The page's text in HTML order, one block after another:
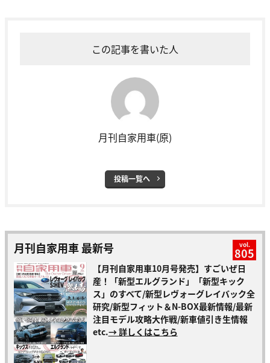
この記事を書いた人
月刊自家用車(原)
投稿一覧へ
月刊自家用車 最新号 vol.
805
【月刊自家用車10月号発売】すごいぜ日
産！「新型エルグランド」「新型キック
ス」のすべて/新型レヴォーグレイバック全
研究/新型フィット＆N-BOX最新情報/最新
注目モデル攻略大作戦/新車値引き生情報
etc.→ 詳しくはこちら